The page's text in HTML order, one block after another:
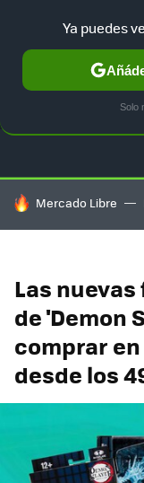
GUÍA
HOY SE HABLA DE
Mercado Libre
Las
de 'Demon
comprar
desde los
Ya puedes
Solo